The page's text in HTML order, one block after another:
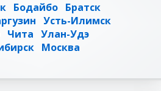
Бодайбо Братск
Усть-Илимск
Чита Улан-Удэ
Москва